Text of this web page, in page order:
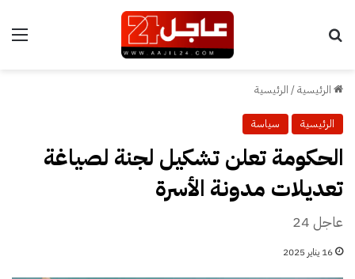
الرئيسية/ الرئيسية
الرئيسية سياسة
الحكومة تعلن تشكيل لجنة لصياغة
تعديلات مدونة الأسرة
عاجل 24
16 يناير 2025